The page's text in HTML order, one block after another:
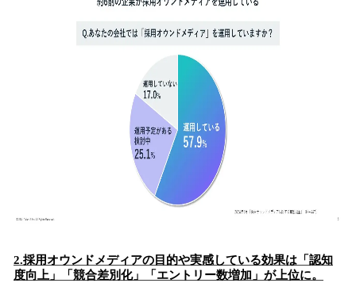
2.採用オウンドメディアの目的や実感している効果は「認知
度向上」「競合差別化」「エントリー数増加」が上位に。